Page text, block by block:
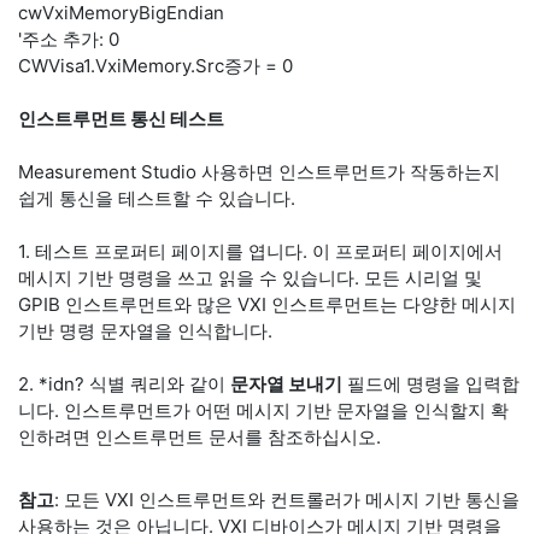
cwVxiMemoryBigEndian
'주소 추가: 0
CWVisa1.VxiMemory.Src증가 = 0
인스트루먼트 통신 테스트
Measurement Studio 사용하면 인스트루먼트가 작동하는지
쉽게 통신을 테스트할 수 있습니다.
1. 테스트 프로퍼티 페이지를 엽니다. 이 프로퍼티 페이지에서
메시지 기반 명령을 쓰고 읽을 수 있습니다. 모든 시리얼 및
GPIB 인스트루먼트와 많은 VXI 인스트루먼트는 다양한 메시지
기반 명령 문자열을 인식합니다.
2. *idn? 식별 쿼리와 같이 문자열 보내기 필드에 명령을 입력합
니다. 인스트루먼트가 어떤 메시지 기반 문자열을 인식할지 확
인하려면 인스트루먼트 문서를 참조하십시오.
참고: 모든 VXI 인스트루먼트와 컨트롤러가 메시지 기반 통신을
사용하는 것은 아닙니다. VXI 디바이스가 메시지 기반 명령을